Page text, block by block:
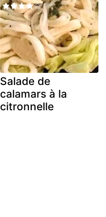
Salade de
calamars à la
citronnelle